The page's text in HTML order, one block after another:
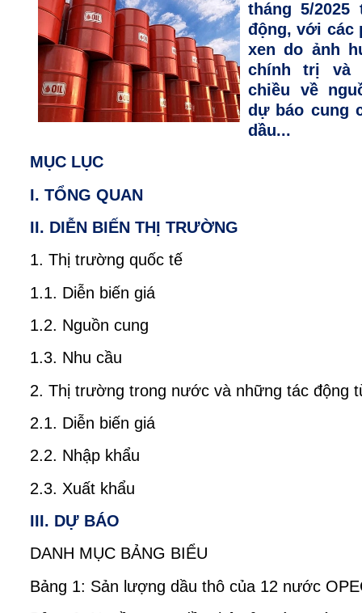
tháng 5/
động, với các
xen do ảnh
chính trị và
chiều về
dự báo cung
dầu...
MỤC LỤC
I. TỔNG QUAN
II. DIỄN BIẾN THỊ TRƯỜNG
1. Thị trường quốc tế
1.1. Diễn biến giá
1.2. Nguồn cung
1.3. Nhu cầu
2. Thị trường trong nước và những tác động
2.1. Diễn biến giá
2.2. Nhập khẩu
2.3. Xuất khẩu
III. DỰ BÁO
DANH MỤC BẢNG BIỂU
Bảng 1: Sản lượng dầu thô của 12 nước